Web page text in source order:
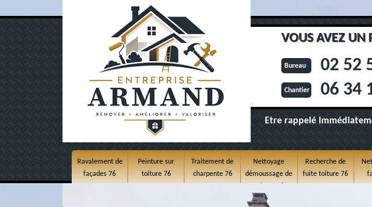
VOUS AVEZ UN
Bureau 02 52
Chantier 06 34
Etre rappelé
Ravalement de
façades 76
Peinture sur
toiture 76
Traitement de
charpente 76
Nettoyage
démoussage de
Recherche de
fuite toiture 76